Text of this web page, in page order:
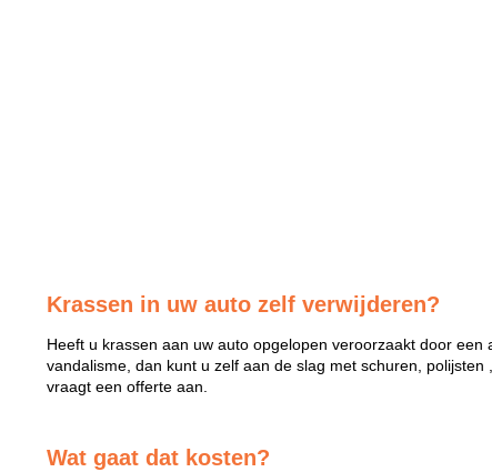
Krassen in uw auto zelf verwijderen?
Heeft u krassen aan uw auto opgelopen veroorzaakt door
vandalisme, dan kunt u zelf aan de slag met schuren,
vraagt een offerte aan.
Wat gaat dat kosten?